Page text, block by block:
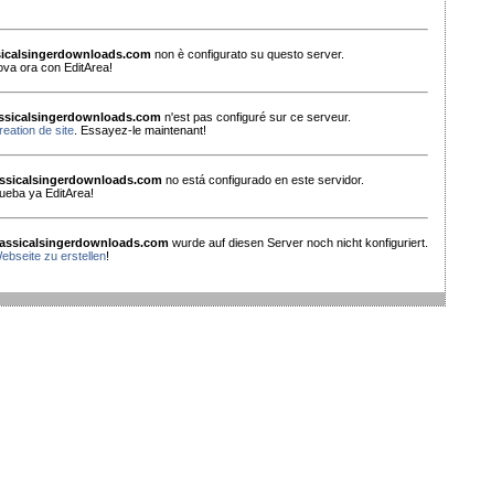
non è configurato su questo server.
ora con EditArea!
n'est pas configuré sur ce serveur.
de site . Essayez-le maintenant!
no está configurado en este servidor.
ya EditArea!
wurde auf diesen Server noch nicht konfiguriert.
zu erstellen!